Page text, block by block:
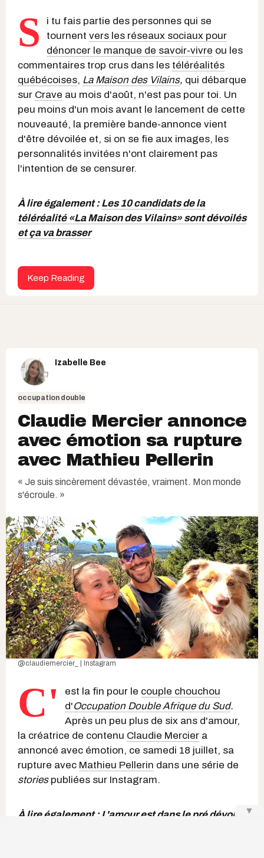
S
i tu fais partie des personnes qui se
tournent vers les réseaux sociaux pour
dénoncer le manque de savoir-vivre ou les
commentaires trop crus dans les téléréalités
québécoises, La Maison des Vilains, qui débarque
sur Crave au mois d'août, n'est pas pour toi. Un
peu moins d'un mois avant le lancement de cette
nouveauté, la première bande-annonce vient
d'être dévoilée et, si on se fie aux images, les
personnalités invitées n'ont clairement pas
l'intention de se censurer.
À lire également :Les 10 candidats de la
téléréalité «La Maison des Vilains» sont dévoilés
et ça va brasser
Keep Reading
Izabelle Bee
occupation double
Claudie Mercier annonce
avec émotion sa rupture
avec Mathieu Pellerin
« Je suis sincèrement dévastée, vraiment. Mon monde
s'écroule. »
@claudiemercier_ | Instagram
C' est la fin pour le couple chouchou
d'Occupation Double Afrique du Sud.
Après un peu plus de six ans d'amour,
la créatrice de contenu Claudie Mercier a
annoncé avec émotion, ce samedi 18 juillet, sa
rupture avec Mathieu Pellerin dans une série de
storiespubliées sur Instagram.
À lire également : L'amour est dans le pré dévoile
▼